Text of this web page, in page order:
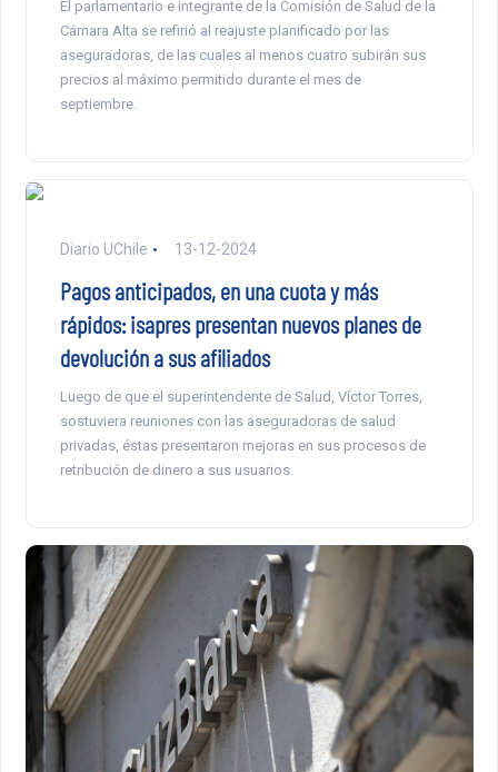
El parlamentario e integrante de la Comisión de Salud de la
Cámara Alta se refirió al reajuste planificado por las
aseguradoras, de las cuales al menos cuatro subirán sus
precios al máximo permitido durante el mes de
septiembre.
Diario UChile 13-12-2024
Pagos anticipados, en una cuota y más
rápidos: isapres presentan nuevos planes de
devolución a sus afiliados
Luego de que el superintendente de Salud, Víctor Torres,
sostuviera reuniones con las aseguradoras de salud
privadas, éstas presentaron mejoras en sus procesos de
retribución de dinero a sus usuarios.